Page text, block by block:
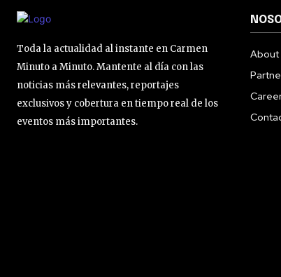
Toda la actualidad al instante en Carmen
Minuto a Minuto. Mantente al día con las
noticias más relevantes, reportajes
exclusivos y cobertura en tiempo real de los
eventos más importantes.
About